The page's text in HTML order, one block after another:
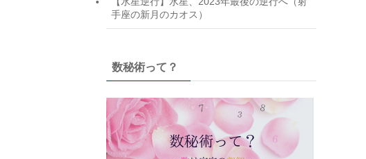
手座の新月のカオス）
数秘術って？